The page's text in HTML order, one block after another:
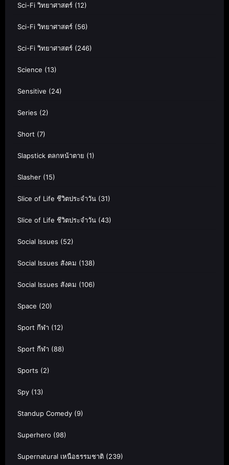
Sci-Fi วิทยาศาสตร์ (12)
Sci-Fi วิทยาศาสตร์ (56)
Sci-Fi วิทยาศาสตร์ (246)
Science (13)
Sensitive (24)
Series (2)
Short (7)
Slapstick ตลกหน้าตาย (1)
Slasher (15)
Slice of Life ชีวิตประจำวัน (31)
Slice of Life ชีวิตประจำวัน (43)
Social Issues (52)
Social Issues สังคม (138)
Social Issues สังคม (106)
Space (20)
Sport กีฬา (12)
Sport กีฬา (88)
Sports (2)
Spy (13)
Standup Comedy (9)
Superhero (98)
Supernatural เหนือธรรมชาติ (239)